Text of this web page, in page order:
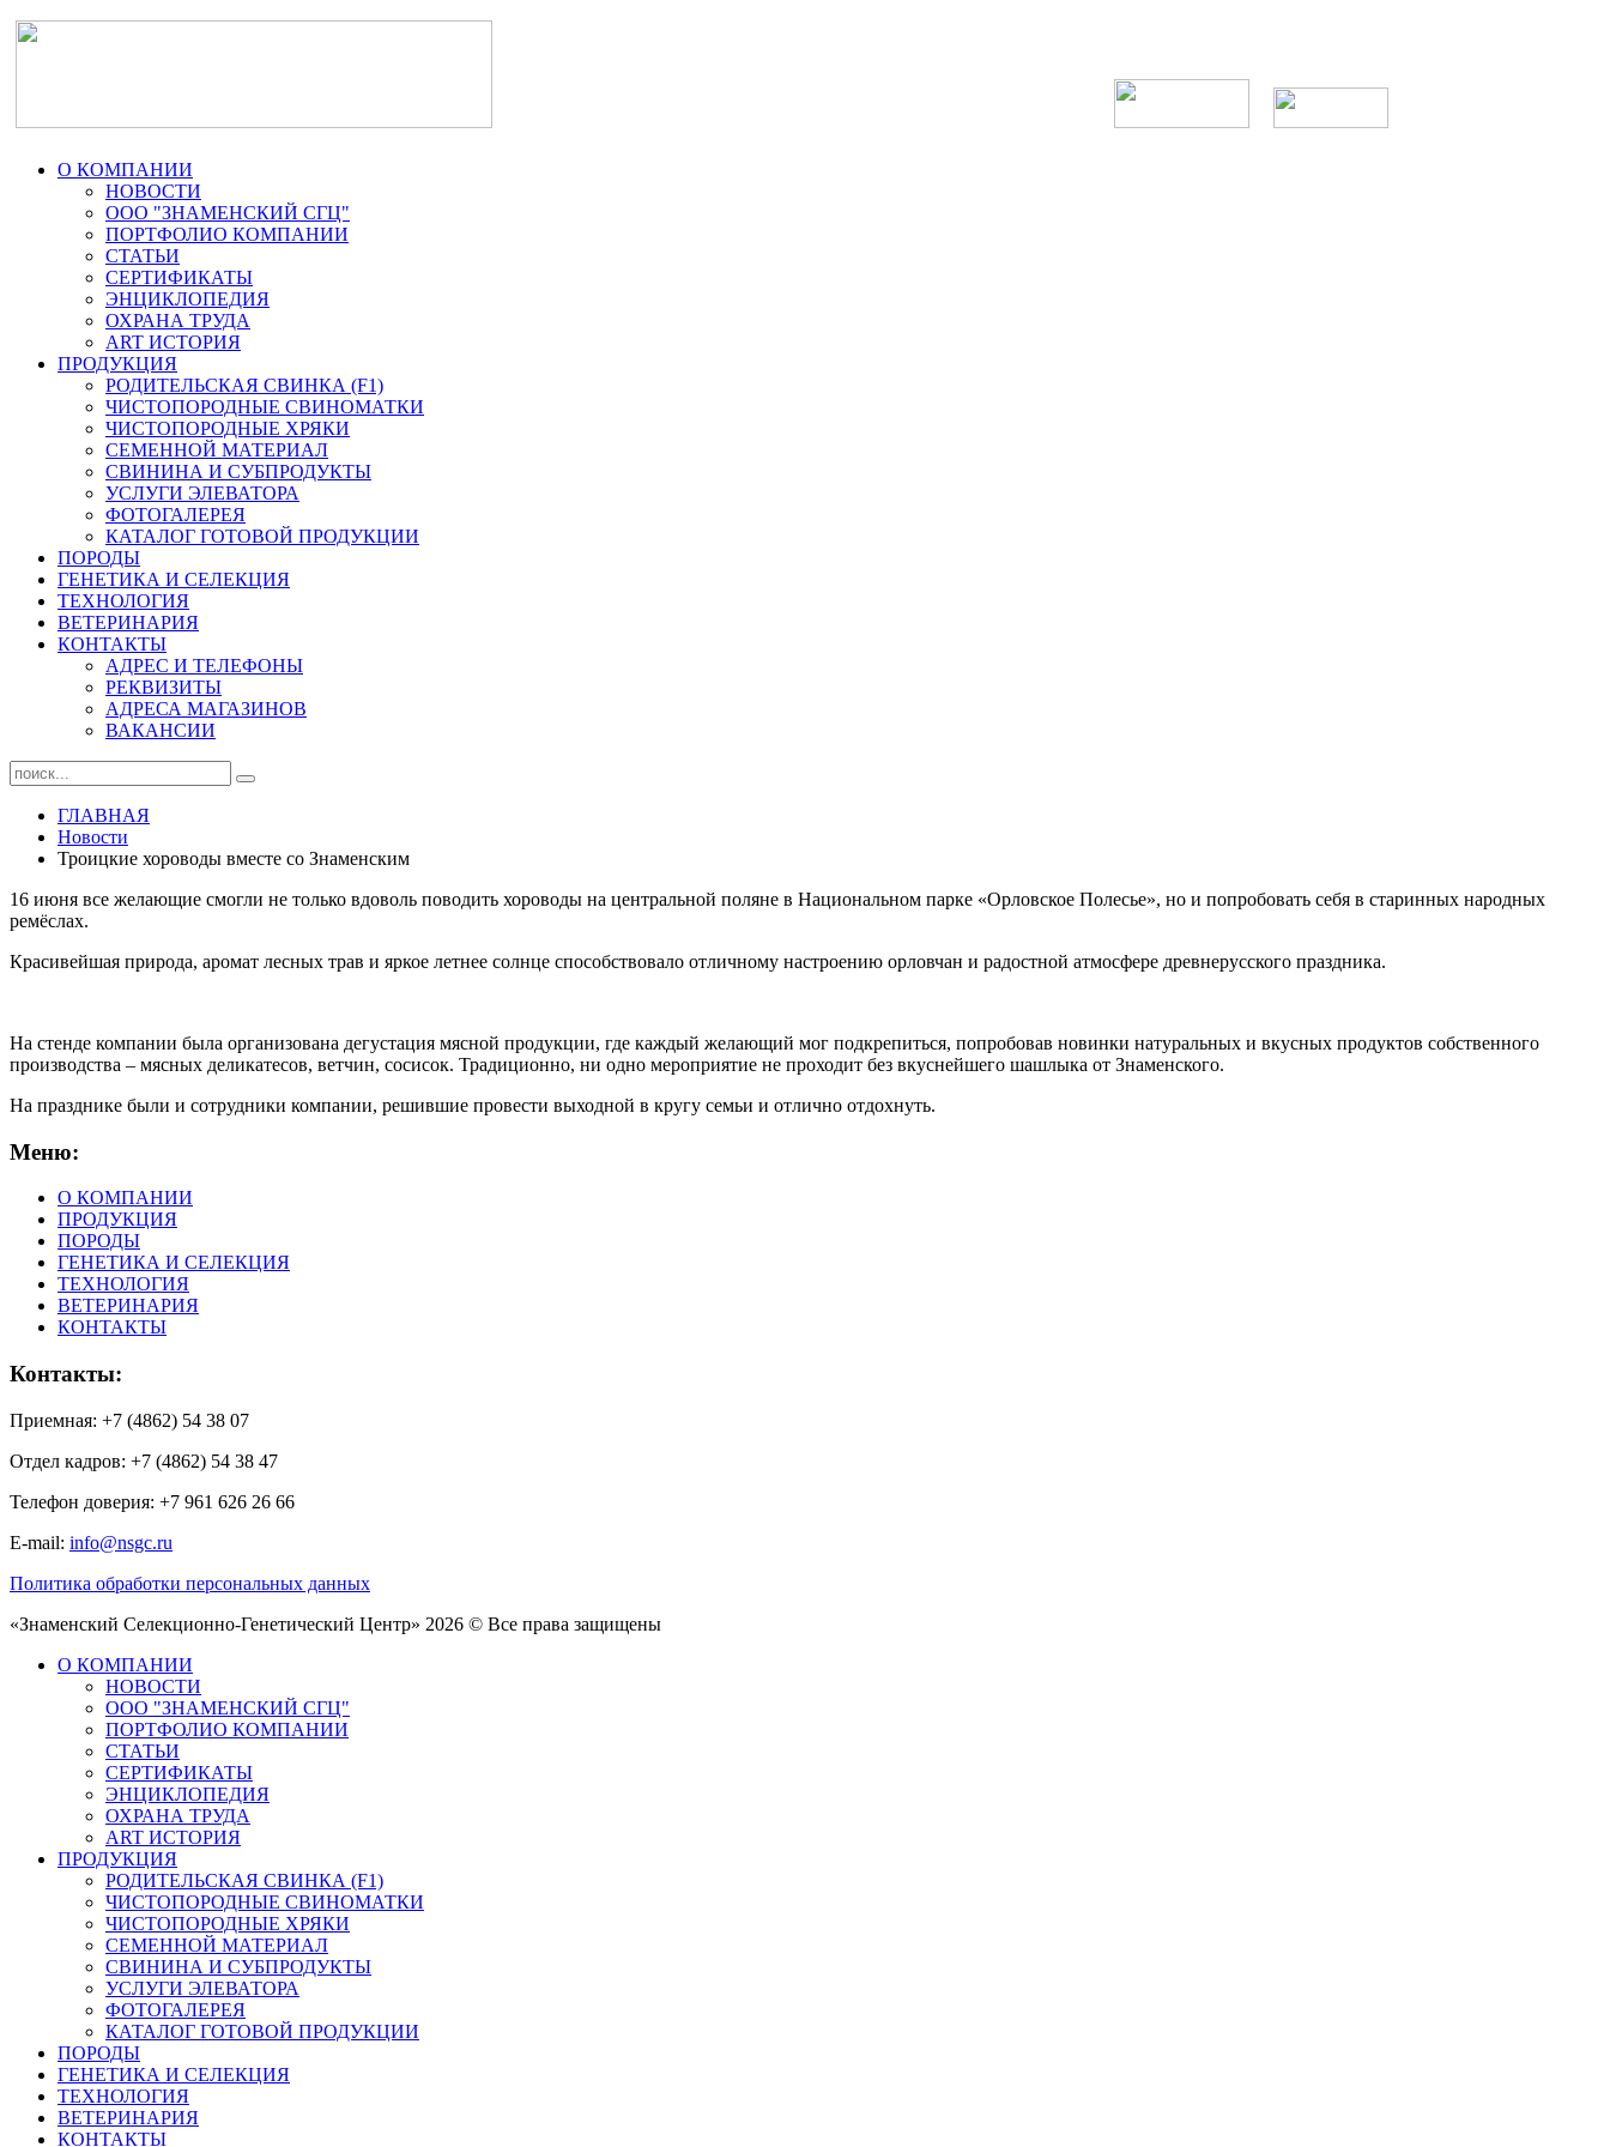
О КОМПАНИИ
НОВОСТИ
ООО "ЗНАМЕНСКИЙ СГЦ"
ПОРТФОЛИО КОМПАНИИ
СТАТЬИ
СЕРТИФИКАТЫ
ЭНЦИКЛОПЕДИЯ
ОХРАНА ТРУДА
ART ИСТОРИЯ
ПРОДУКЦИЯ
РОДИТЕЛЬСКАЯ СВИНКА (F1)
ЧИСТОПОРОДНЫЕ СВИНОМАТКИ
ЧИСТОПОРОДНЫЕ ХРЯКИ
СЕМЕННОЙ МАТЕРИАЛ
СВИНИНА И СУБПРОДУКТЫ
УСЛУГИ ЭЛЕВАТОРА
ФОТОГАЛЕРЕЯ
КАТАЛОГ ГОТОВОЙ ПРОДУКЦИИ
ПОРОДЫ
ГЕНЕТИКА И СЕЛЕКЦИЯ
ТЕХНОЛОГИЯ
ВЕТЕРИНАРИЯ
КОНТАКТЫ
АДРЕС И ТЕЛЕФОНЫ
РЕКВИЗИТЫ
АДРЕСА МАГАЗИНОВ
ВАКАНСИИ
ГЛАВНАЯ
Новости
Троицкие хороводы вместе со Знаменским
16 июня все желающие смогли не только вдоволь поводить хороводы на центральной поляне в Национальном парке «Орловское Полесье», но и попробовать себя в старинных народных
ремёслах.
Красивейшая природа, аромат лесных трав и яркое летнее солнце способствовало отличному настроению орловчан и радостной атмосфере древнерусского праздника.
На стенде компании была организована дегустация мясной продукции, где каждый желающий мог подкрепиться, попробовав новинки натуральных и вкусных продуктов собственного
производства – мясных деликатесов, ветчин, сосисок. Традиционно, ни одно мероприятие не проходит без вкуснейшего шашлыка от Знаменского.
На празднике были и сотрудники компании, решившие провести выходной в кругу семьи и отлично отдохнуть.
Меню:
О КОМПАНИИ
ПРОДУКЦИЯ
ПОРОДЫ
ГЕНЕТИКА И СЕЛЕКЦИЯ
ТЕХНОЛОГИЯ
ВЕТЕРИНАРИЯ
КОНТАКТЫ
Контакты:
Приемная: +7 (4862) 54 38 07
Отдел кадров: +7 (4862) 54 38 47
Телефон доверия: +7 961 626 26 66
E-mail: info@nsgc.ru
Политика обработки персональных данных
«Знаменский Селекционно-Генетический Центр» 2026 © Все права защищены
О КОМПАНИИ
НОВОСТИ
ООО "ЗНАМЕНСКИЙ СГЦ"
ПОРТФОЛИО КОМПАНИИ
СТАТЬИ
СЕРТИФИКАТЫ
ЭНЦИКЛОПЕДИЯ
ОХРАНА ТРУДА
ART ИСТОРИЯ
ПРОДУКЦИЯ
РОДИТЕЛЬСКАЯ СВИНКА (F1)
ЧИСТОПОРОДНЫЕ СВИНОМАТКИ
ЧИСТОПОРОДНЫЕ ХРЯКИ
СЕМЕННОЙ МАТЕРИАЛ
СВИНИНА И СУБПРОДУКТЫ
УСЛУГИ ЭЛЕВАТОРА
ФОТОГАЛЕРЕЯ
КАТАЛОГ ГОТОВОЙ ПРОДУКЦИИ
ПОРОДЫ
ГЕНЕТИКА И СЕЛЕКЦИЯ
ТЕХНОЛОГИЯ
ВЕТЕРИНАРИЯ
КОНТАКТЫ